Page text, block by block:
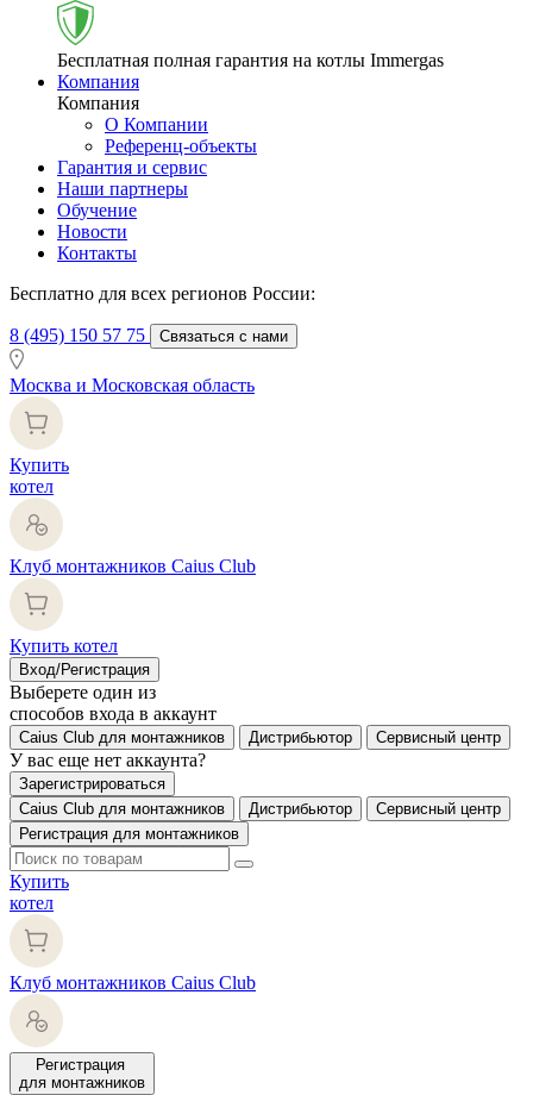
Бесплатная полная гарантия на котлы Immergas
Компания
Компания
О Компании
Референц-объекты
Гарантия и сервис
Наши партнеры
Обучение
Новости
Контакты
Бесплатно для всех регионов России:
8 (495) 150 57 75 Связаться с нами
Москва и Московская область
Купить
котел
Клуб монтажников Caius Club
Купить котел
Вход/Регистрация
Выберете один из
способов входа в аккаунт
Caius Club для монтажников Дистрибьютор Сервисный центр
У вас еще нет аккаунта?
Зарегистрироваться
Caius Club для монтажников
Дистрибьютор
Сервисный центр
Регистрация для монтажников
Купить
котел
Клуб монтажников Caius Club
Регистрация
для монтажников